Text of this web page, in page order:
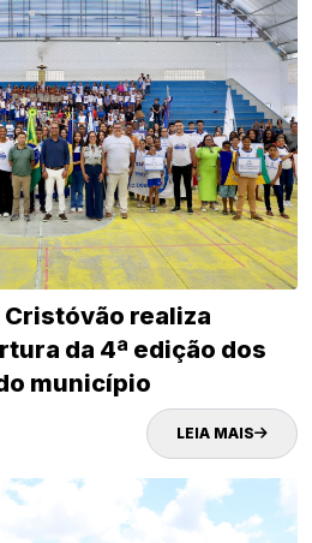
realiza
edição dos
município
LEIA MAIS